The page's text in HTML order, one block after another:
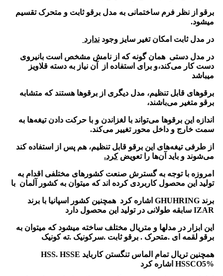
برقو از نظر فرم ساختمانی به مدل برقو ثابت و متحرک تقسیم
میشود.
در مدل ثابت امکان تغیر سایز وجود ندارد
در مدل دستی همان گونه که از نامش مشخص است بانیروی
دست کار می‌کند،و برای استفاده از آن نیاز به دسته قلاویز
میباشد
برقوهای قابل تنظیم، مدل دیگری از برقوها هستند که متشابه
برقو متغیر می‌باشند،
اندازه این برقوها می‌تواند با لغزاندن و با حرکت دادن تیغه‌ها به
سمت خارج و داخل محور تغییر می‌کند.
از طرفی تیغه‌های این برقو قابل تنظیم، هم پس از استفاده کند
می‌شوند و باید آن‌ها را تعویضکرد.
امروزه با توجه به گسترش صنعت کشورهای مختلفی اقدام به
تولید این محصول کاربردی کرده اند که میتوان به کشور آلمان با
برند GHUHRING اشاره کرد همچنین کشور اسپانیا با برند
IZAR سابقه طولانی در تولید این محصول دارد
این ابزار در مدلها و متریال مختلف ساخته میشود که میتوان به
برقو لقمه ای .متحرک . برقو ثابت .سرکونیک .ته کونیک
همچنین تریال تمام الماس تنگستن کارباید HSS. HSSE
HSSCO5% اشاره کرد